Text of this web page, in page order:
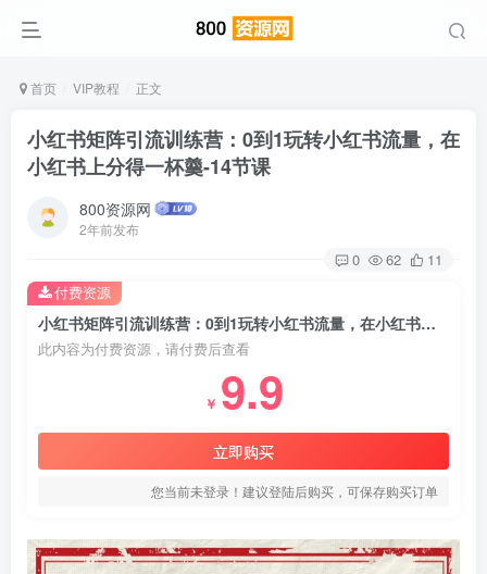
首页 VIP教程 正文
小红书矩阵引流训练营：0到1玩转小红书流量，在
小红书上分得一杯羹-14节课
800资源网
2年前发布
0 62 11
小红书矩阵引流训练营：0到1玩转小红书流量，在小红书上分得一杯羹-14节课
此内容为付费资源，请付费后查看
￥ 9.9
立即购买
您当前未登录！建议登陆后购买，可保存购买订单
付费资源